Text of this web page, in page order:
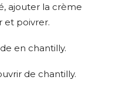
ajouter la crème
et poivrer.
en chantilly.
de chantilly.